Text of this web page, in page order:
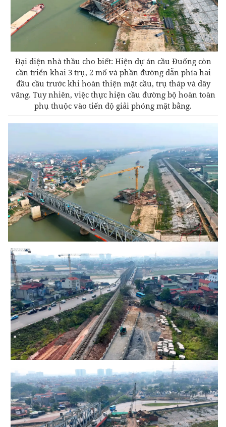
Đại diện nhà thầu cho biết: Hiện dự án cầu Đuống còn
cần triển khai 3 trụ, 2 mố và phần đường dẫn phía hai
đầu cầu trước khi hoàn thiện mặt cầu, trụ tháp và dây
văng. Tuy nhiên, việc thực hiện cầu đường bộ hoàn toàn
phụ thuộc vào tiến độ giải phóng mặt bằng.